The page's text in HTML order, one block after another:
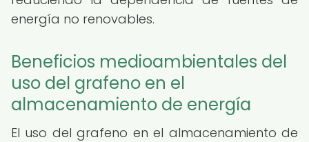
energía no renovables.
Beneficios medioambientales del
uso del grafeno en el
almacenamiento de energía
El uso del grafeno en el almacenamiento de